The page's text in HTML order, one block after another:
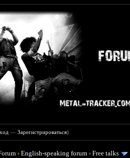
—Зарегистрироваться)
›English-speaking forum ›Free talks